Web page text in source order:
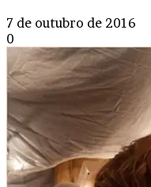
7 de outubro de 2016
0